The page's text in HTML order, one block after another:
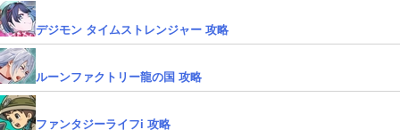
デジモン タイムストレンジャー 攻略
ルーンファクトリー龍の国 攻略
ファンタジーライフi 攻略